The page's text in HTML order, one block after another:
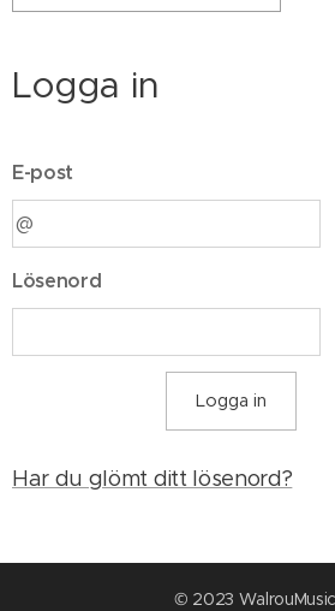
Logga in
E-post
Lösenord
Logga in
Har du glömt ditt lösenord?
© 2023